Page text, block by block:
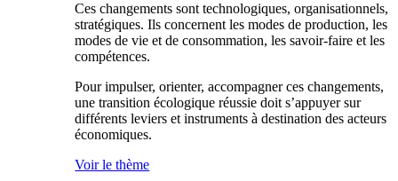
Ces changements sont technologiques, organisationnels,
stratégiques. Ils concernent les modes de production, les
modes de vie et de consommation, les savoir-faire et les
compétences.
Pour impulser, orienter, accompagner ces changements,
une transition écologique réussie doit s’appuyer sur
différents leviers et instruments à destination des acteurs
économiques.
Voir le thème